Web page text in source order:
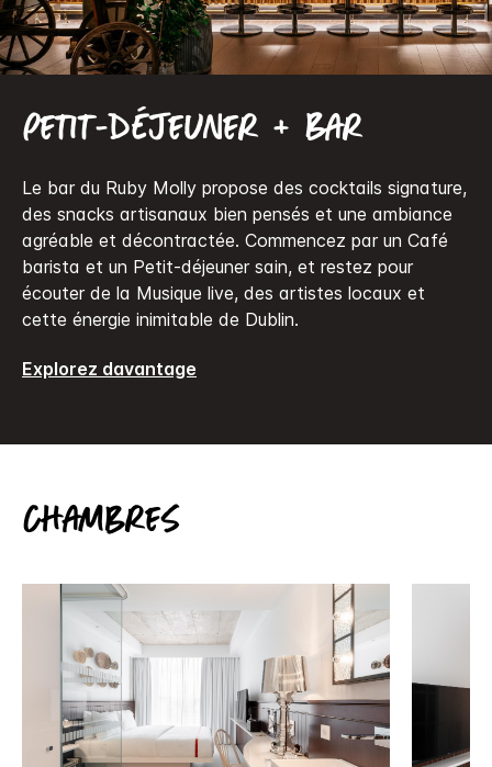
Petit-déjeuner + Bar
Le bar du Ruby Molly propose des cocktails signature,
des snacks artisanaux bien pensés et une ambiance
agréable et décontractée. Commencez par un Café
barista et un Petit-déjeuner sain, et restez pour
écouter de la Musique live, des artistes locaux et
cette énergie inimitable de Dublin.
Explorez davantage
Chambres